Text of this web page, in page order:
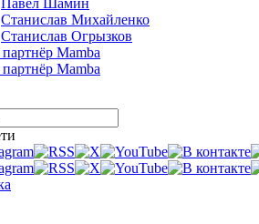
Павел Шамин
Станислав Михайленко
Станислав Огрызков
партнёр Mamba
партнёр Mamba